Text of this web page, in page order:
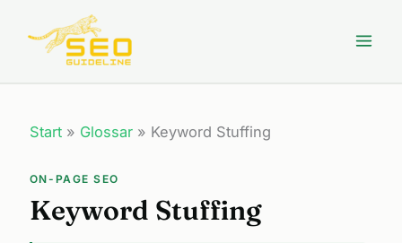
Inhalt
Start» Glossar» Keyword Stuffing
ON-PAGE SEO
Keyword Stuffing